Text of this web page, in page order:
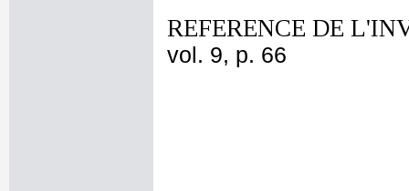
REFERENCE DE
vol. 9, p. 66